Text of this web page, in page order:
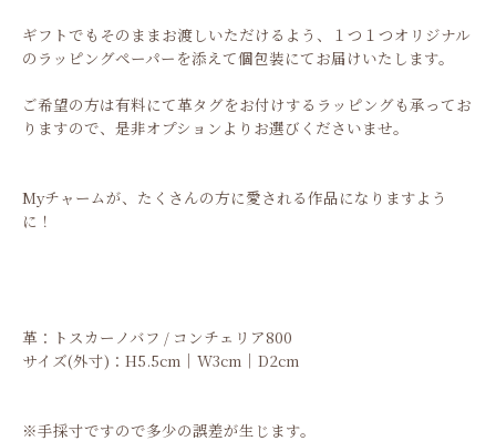
ギフトでもそのままお渡しいただけるよう、１つ１つオリジナル
のラッピングペーパーを添えて個包装にてお届けいたします。
ご希望の方は有料にて革タグをお付けするラッピングも承ってお
りますので、是非オプションよりお選びくださいませ。
Myチャームが、たくさんの方に愛される作品になりますよう
に！
革：トスカーノバフ / コンチェリア800
サイズ(外寸)：H5.5cm｜W3cm｜D2cm
※手採寸ですので多少の誤差が生じます。